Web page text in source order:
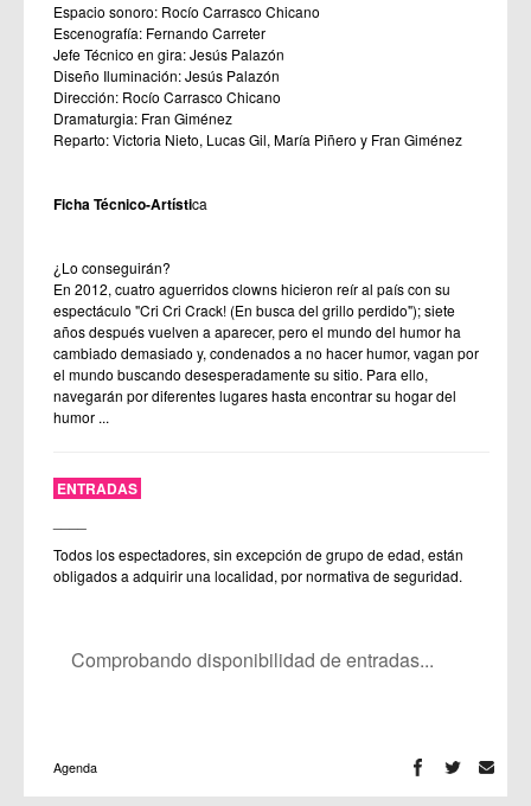
Espacio sonoro: Rocío Carrasco Chicano
Escenografía: Fernando Carreter
Jefe Técnico en gira: Jesús Palazón
Diseño Iluminación: Jesús Palazón
Dirección: Rocío Carrasco Chicano
Dramaturgia: Fran Giménez
Reparto: Victoria Nieto, Lucas Gil, María Piñero y Fran Giménez
Ficha Técnico-Artística
¿Lo conseguirán?
En 2012, cuatro aguerridos clowns hicieron reír al país con su
espectáculo "Cri Cri Crack! (En busca del grillo perdido"); siete
años después vuelven a aparecer, pero el mundo del humor ha
cambiado demasiado y, condenados a no hacer humor, vagan por
el mundo buscando desesperadamente su sitio. Para ello,
navegarán por diferentes lugares hasta encontrar su hogar del
humor ...
ENTRADAS
Todos los espectadores, sin excepción de grupo de edad, están
obligados a adquirir una localidad, por normativa de seguridad.
Comprobando disponibilidad de entradas...
Agenda